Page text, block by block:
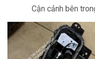
Cận cảnh bên